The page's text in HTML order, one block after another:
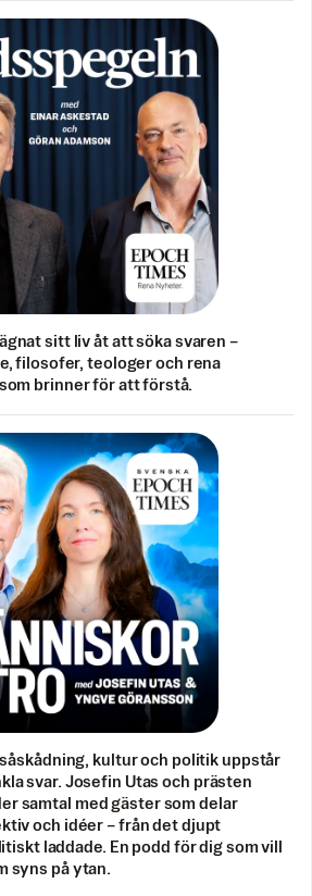
sitt liv åt att söka svaren –
filosofer, teologer och rena
brinner för att förstå.
kultur och politik uppstår
svar. Josefin Utas och prästen
samtal med gäster som delar
och idéer – från det djupt
laddade. En podd för dig som vill
syns på ytan.